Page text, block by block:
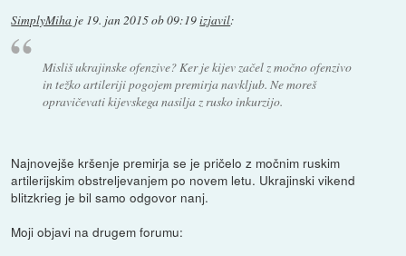
SimplyMiha je 19. jan 2015 ob 09:19izjavil:
Misliš ukrajinske ofenzive? Ker je kijev začel z močno ofenzivo
in težko artileriji pogojem premirja navkljub. Ne moreš
opravičevati kijevskega nasilja z rusko inkurzijo.
Najnovejše kršenje premirja se je pričelo z močnim ruskim
artilerijskim obstreljevanjem po novem letu. Ukrajinski vikend
blitzkrieg je bil samo odgovor nanj.
Moji objavi na drugem forumu: